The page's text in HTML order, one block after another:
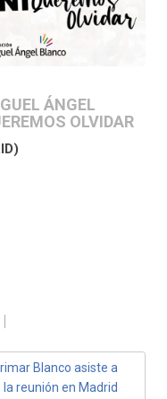
ÁNGEL
OLVIDAR
Blanco asiste a
la reunión en Madrid